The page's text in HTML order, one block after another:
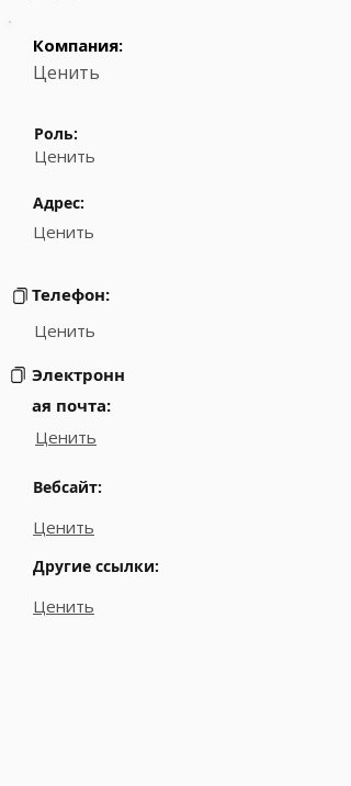
Компания:
Ценить
Роль:
Ценить
Адрес:
Ценить
Телефон:
Ценить
Электронн
ая почта:
Ценить
Вебсайт:
Ценить
Другие ссылки:
Ценить